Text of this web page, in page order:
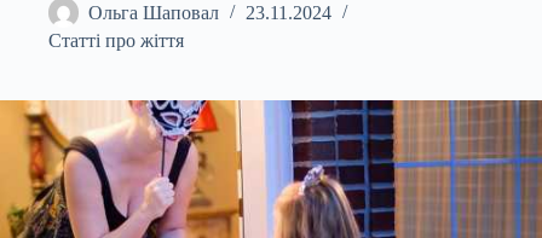
Ольга Шаповал
23.11.2024
Статті про жіття